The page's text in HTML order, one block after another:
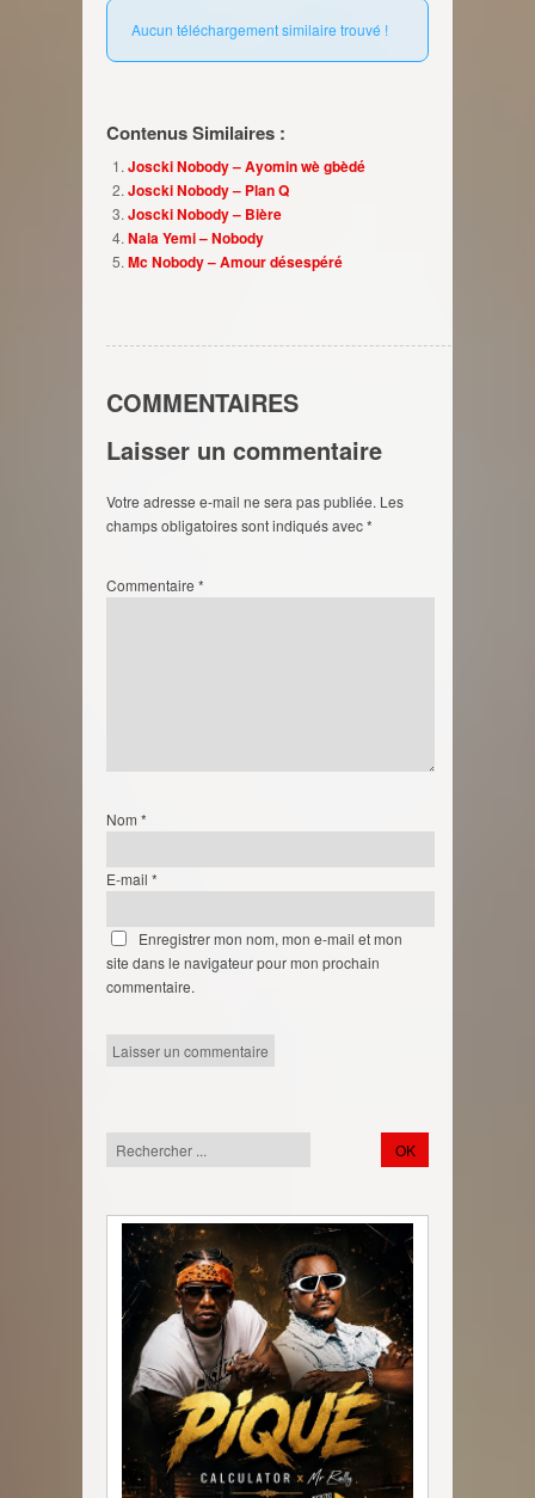
Aucun téléchargement similaire trouvé !
Contenus Similaires :
Joscki Nobody – Ayomin wè gbèdé
Joscki Nobody – Plan Q
Joscki Nobody – Bière
Nala Yemi – Nobody
Mc Nobody – Amour désespéré
COMMENTAIRES
Laisser un commentaire
Votre adresse e-mail ne sera pas publiée. Les
champs obligatoires sont indiqués avec*
Commentaire *
Nom *
E-mail *
Enregistrer mon nom, mon e-mail et mon
site dans le navigateur pour mon prochain
commentaire.